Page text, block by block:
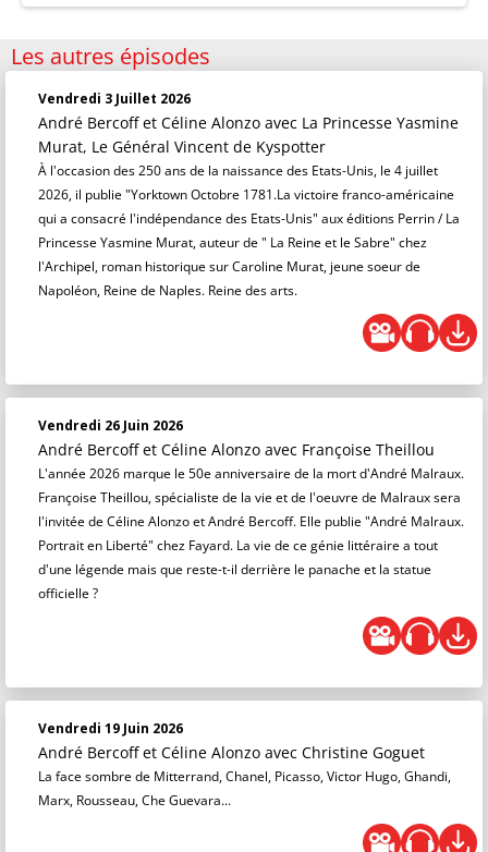
Les autres épisodes
Vendredi 3 Juillet 2026
André Bercoff et Céline Alonzo avec La Princesse Yasmine
Murat, Le Général Vincent de Kyspotter
À l'occasion des 250 ans de la naissance des Etats-Unis, le 4 juillet
2026, il publie "Yorktown Octobre 1781.La victoire franco-américaine
qui a consacré l'indépendance des Etats-Unis" aux éditions Perrin / La
Princesse Yasmine Murat, auteur de " La Reine et le Sabre" chez
l'Archipel, roman historique sur Caroline Murat, jeune soeur de
Napoléon, Reine de Naples. Reine des arts.
Vendredi 26 Juin 2026
André Bercoff et Céline Alonzo avec Françoise Theillou
L'année 2026 marque le 50e anniversaire de la mort d'André Malraux.
Françoise Theillou, spécialiste de la vie et de l'oeuvre de Malraux sera
l'invitée de Céline Alonzo et André Bercoff. Elle publie "André Malraux.
Portrait en Liberté" chez Fayard. La vie de ce génie littéraire a tout
d'une légende mais que reste-t-il derrière le panache et la statue
officielle ?
Vendredi 19 Juin 2026
André Bercoff et Céline Alonzo avec Christine Goguet
La face sombre de Mitterrand, Chanel, Picasso, Victor Hugo, Ghandi,
Marx, Rousseau, Che Guevara...